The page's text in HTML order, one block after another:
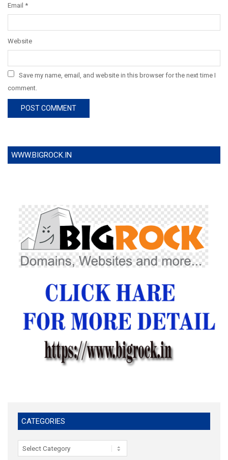
Email *
Website
Save my name, email, and website in this browser for the next time I
comment.
WWW.BIGROCK.IN
CATEGORIES
Categories